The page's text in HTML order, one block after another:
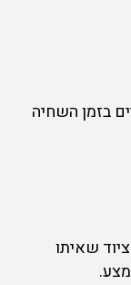
בזמן השחיה
שאיתו